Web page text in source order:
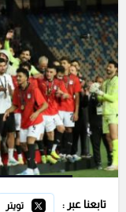
تابعنا عبر : تويتر